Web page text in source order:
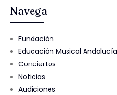
Navega
Fundación
Educación Musical Andalucía
Conciertos
Noticias
Audiciones